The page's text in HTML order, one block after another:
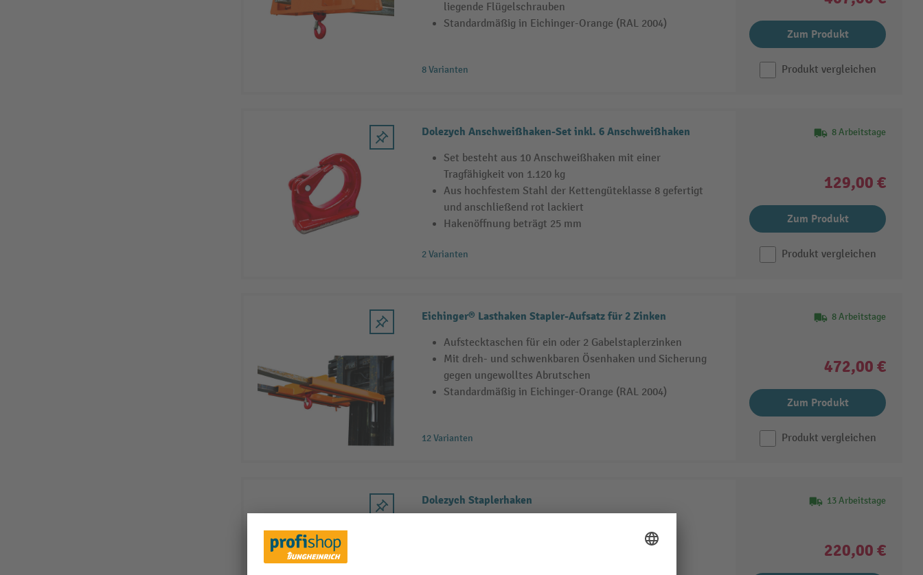
liegende Flügelschrauben
Standardmäßig in Eichinger-Orange (RAL 2004)
8 Varianten
Zum Produkt
Produkt vergleichen
Dolezych Anschweißhaken-Set inkl. 6 Anschweißhaken
Set besteht aus 10 Anschweißhaken mit einer
Tragfähigkeit von 1.120 kg
Aus hochfestem Stahl der Kettengüteklasse 8 gefertigt
und anschließend rot lackiert
Hakenöffnung beträgt 25 mm
2 Varianten
8 Arbeitstage
129,00 €
Zum Produkt
Produkt vergleichen
Eichinger® Lasthaken Stapler-Aufsatz für 2 Zinken
Aufstecktaschen für ein oder 2 Gabelstaplerzinken
Mit dreh- und schwenkbaren Ösenhaken und Sicherung
gegen ungewolltes Abrutschen
Standardmäßig in Eichinger-Orange (RAL 2004)
12 Varianten
8 Arbeitstage
472,00 €
Zum Produkt
Produkt vergleichen
Dolezych Staplerhaken 13 Arbeitstage
220,00 €